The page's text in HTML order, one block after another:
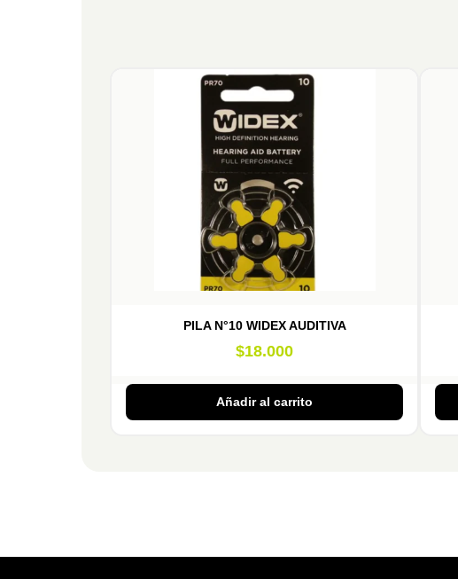
PILA N°10 WIDEX AUDITIVA
$18.000
Añadir al carrito